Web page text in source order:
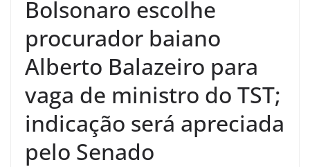
Bolsonaro escolhe
procurador baiano
Alberto Balazeiro para
vaga de ministro do TST;
indicação será apreciada
pelo Senado